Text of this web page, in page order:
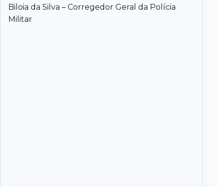
Biloia da Silva – Corregedor Geral da Polícia
Militar